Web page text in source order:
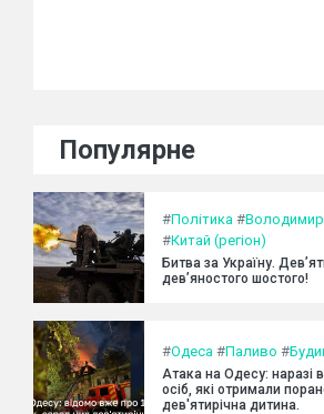
Популярне
#Політика #Володимир
#Китай (регіон)
Битва за Україну.
дев’яностого шостого!
#Одеса #Паливо #
Атака на Одесу: наразі
осіб, які отримали
дев'ятирічна дитина.